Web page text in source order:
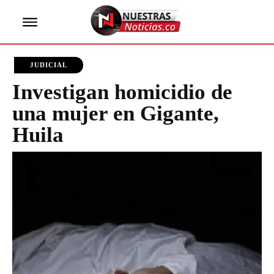
JUDICIAL
Investigan homicidio de
una mujer en Gigante,
Huila